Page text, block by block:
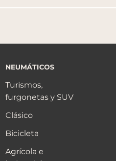
NEUMÁTICOS
Turismos,
furgonetas y SUV
Clásico
Bicicleta
Agrícola e